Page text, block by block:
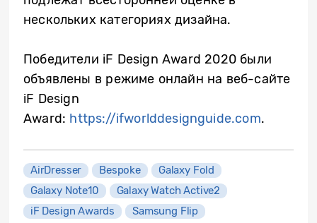
нескольких категориях дизайна.
Победители iF Design Award 2020 были
объявлены в режиме онлайн на веб-сайте
iF Design
Award: https://ifworlddesignguide.com.
AirDresser Bespoke
Galaxy Fold
Galaxy Note10
Galaxy Watch Active2
iF Design Awards
Samsung Flip